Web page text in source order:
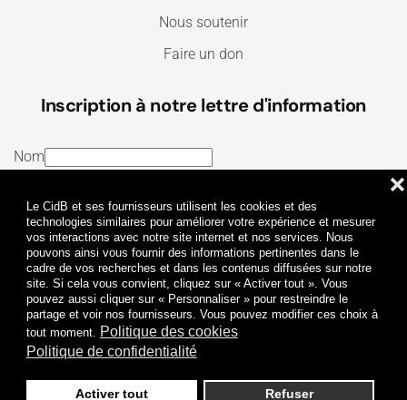
Le CidB et ses fournisseurs utilisent les cookies et des
technologies similaires pour améliorer votre expérience et mesurer
vos interactions avec notre site internet et nos services. Nous
pouvons ainsi vous fournir des informations pertinentes dans le
cadre de vos recherches et dans les contenus diffusées sur notre
site. Si cela vous convient, cliquez sur « Activer tout ». Vous
pouvez aussi cliquer sur « Personnaliser » pour restreindre le
partage et voir nos fournisseurs. Vous pouvez modifier ces choix à
tout moment. Politique des cookies
Politique de confidentialité
Activer tout Refuser
❌
Nous soutenir
Faire un don
Inscription à notre lettre d'information
Nom
J’ai lu et j’accepte lesTermes et conditionset la
Politique de confidentialité
Je m'abonne